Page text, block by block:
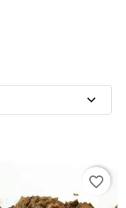
expand_more
favorite_border